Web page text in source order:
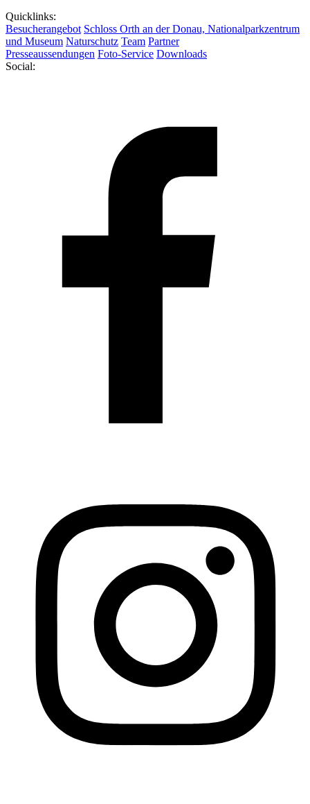
Quicklinks:
Besucherangebot Schloss Orth an der Donau, Nationalparkzentrum
und Museum Naturschutz Team Partner
Presseaussendungen Foto-Service Downloads
Social: